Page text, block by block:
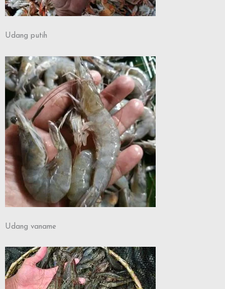
Udang putih
Udang vaname